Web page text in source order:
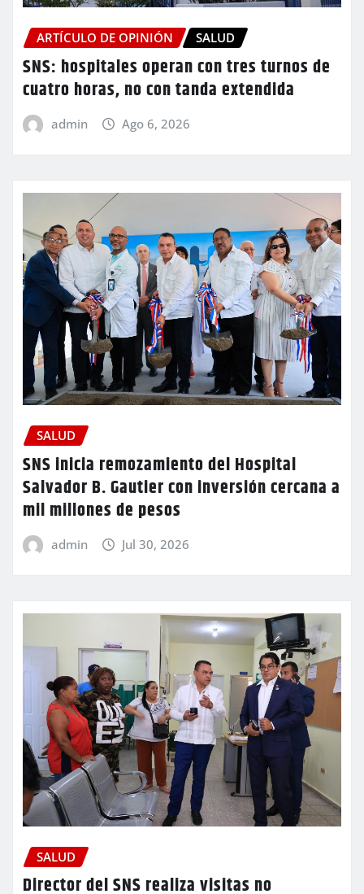
ARTÍCULO DE OPINIÓN SALUD
SNS: hospitales operan con tres turnos de
cuatro horas, no con tanda extendida
admin Ago 6, 2026
SALUD
SNS inicia remozamiento del Hospital
Salvador B. Gautier con inversión cercana a
mil millones de pesos
admin Jul 30, 2026
SALUD
Director del SNS realiza visitas no